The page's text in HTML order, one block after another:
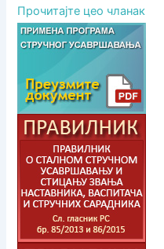
Прочитајте цео чланак